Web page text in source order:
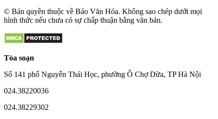
© Bản quyền thuộc về Báo Văn Hóa. Không sao chép dưới mọi
hình thức nếu chưa có sự chấp thuận bằng văn bản.
Tòa soạn
Số 141 phố Nguyễn Thái Học, phường Ô Chợ Dừa, TP Hà Nội
024.38220036
024.38229302